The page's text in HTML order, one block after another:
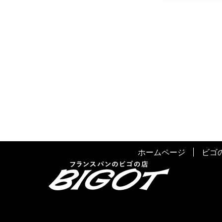
ホームページ ビゴ